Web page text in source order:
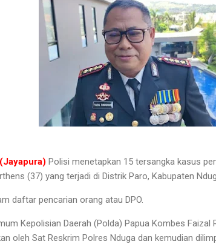
Polisi menetapkan 15 tersangka kasus
(37) yang terjadi di Distrik Paro, Kabupaten
daftar pencarian orang atau DPO.
Kepolisian Daerah (Polda) Papua Kombes Faizal
oleh Sat Reskrim Polres Nduga dan kemudian